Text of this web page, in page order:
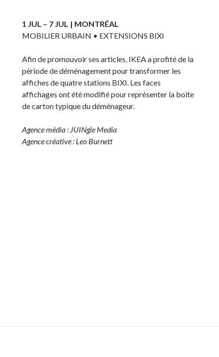
1 JUL – 7 JUL | MONTRÉAL
MOBILIER URBAIN • EXTENSIONS BIXI
Afin de promouvoir ses articles, IKEA a profité de la
période de déménagement pour transformer les
affiches de quatre stations BIXI. Les faces
affichages ont été modifié pour représenter la boite
de carton typique du déménageur.
Agence média : JUINgle Media
Agence créative : Leo Burnett